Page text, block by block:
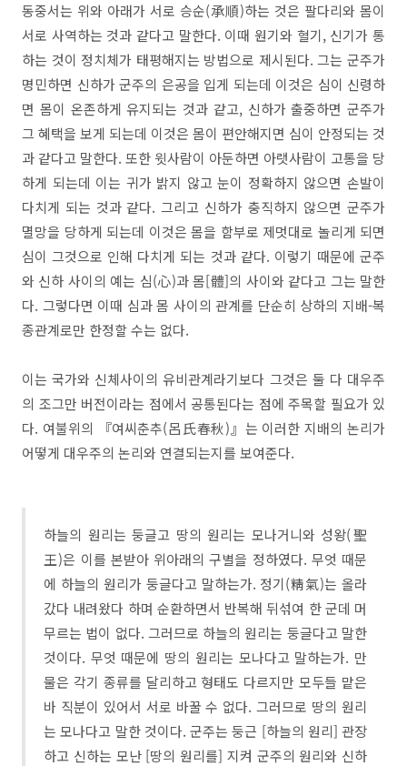
​동중서는 위와 아래가 서로 승순(承順)하는 것은 팔다리와 몸이
서로 사역하는 것과 같다고 말한다. 이때 원기와 혈기, 신기가 통
하는 것이 정치체가 태평해지는 방법으로 제시된다. 그는 군주가
명민하면 신하가 군주의 은공을 입게 되는데 이것은 심이 신령하
면 몸이 온존하게 유지되는 것과 같고, 신하가 출중하면 군주가
그 혜택을 보게 되는데 이것은 몸이 편안해지면 심이 안정되는 것
과 같다고 말한다. 또한 윗사람이 아둔하면 아랫사람이 고통을 당
하게 되는데 이는 귀가 밝지 않고 눈이 정확하지 않으면 손발이
다치게 되는 것과 같다. 그리고 신하가 충직하지 않으면 군주가
멸망을 당하게 되는데 이것은 몸을 함부로 제멋대로 놀리게 되면
심이 그것으로 인해 다치게 되는 것과 같다. 이렇기 때문에 군주
와 신하 사이의 예는 심(心)과 몸[體]의 사이와 같다고 그는 말한
다. 그렇다면 이때 심과 몸 사이의 관계를 단순히 상하의 지배-복
종관계로만 한정할 수는 없다.
이는 국가와 신체사이의 유비관계라기보다 그것은 둘 다 대우주
의 조그만 버전이라는 점에서 공통된다는 점에 주목할 필요가 있
다. 여불위의 『여씨춘추(呂氏春秋)』는 이러한 지배의 논리가
어떻게 대우주의 논리와 연결되는지를 보여준다.
하늘의 원리는 둥글고 땅의 원리는 모나거니와 성왕(聖
王)은 이를 본받아 위아래의 구별을 정하였다. 무엇 때문
에 하늘의 원리가 둥글다고 말하는가. 정기(精氣)는 올라
갔다 내려왔다 하며 순환하면서 반복해 뒤섞여 한 군데 머
무르는 법이 없다. 그러므로 하늘의 원리는 둥글다고 말한
것이다. 무엇 때문에 땅의 원리는 모나다고 말하는가. 만
물은 각기 종류를 달리하고 형태도 다르지만 모두들 맡은
바 직분이 있어서 서로 바꿀 수 없다. 그러므로 땅의 원리
는 모나다고 말한 것이다. 군주는 둥근 [하늘의 원리] 관장
하고 신하는 모난 [땅의 원리를] 지켜 군주의 원리와 신하